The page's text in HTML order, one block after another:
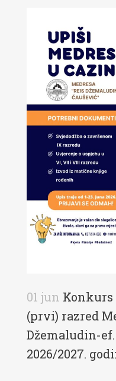
01 jun Konkurs
(prvi) razred
Džemaludin-
2026/2027.